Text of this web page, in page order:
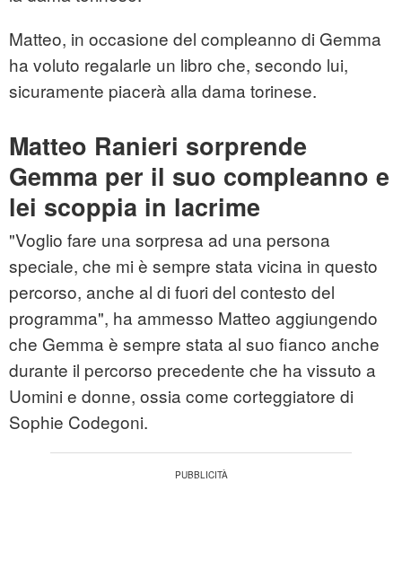
Matteo, in occasione del compleanno di Gemma
ha voluto regalarle un libro che, secondo lui,
sicuramente piacerà alla dama torinese.
Matteo Ranieri sorprende
Gemma per il suo compleanno e
lei scoppia in lacrime
"Voglio fare una sorpresa ad una persona
speciale, che mi è sempre stata vicina in questo
percorso, anche al di fuori del contesto del
programma", ha ammesso Matteo aggiungendo
che Gemma è sempre stata al suo fianco anche
durante il percorso precedente che ha vissuto a
Uomini e donne, ossia come corteggiatore di
Sophie Codegoni.